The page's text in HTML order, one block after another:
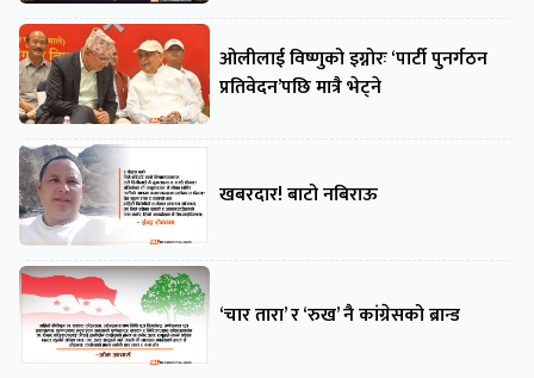
ओलीलाई विष्णुको इग्नोरः ‘पार्टी पुनर्गठन
प्रतिवेदन’पछि मात्रै भेट्ने
खबरदार! बाटो नबिराऊ
‘चार तारा’ र ‘रुख’ नै कांग्रेसको ब्रान्ड